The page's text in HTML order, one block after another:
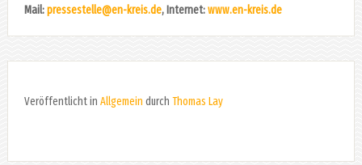
Mail:pressestelle@en-kreis.de, Internet:www.en-kreis.de
Veröffentlicht in Allgemein durch Thomas Lay